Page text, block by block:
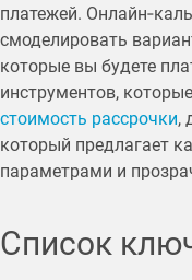
платежей.
смоделировать
которые вы будете
инструментов,
стоимость рассрочки,
который предлагает
параметрами и
Список